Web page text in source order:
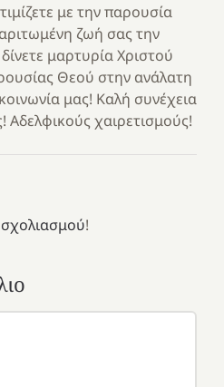
με την παρουσία
ζωή σας την
μαρτυρία Χριστού
Θεού στην ανάλατη
μας! Καλή συνέχεια
Αδελφικούς χαιρετισμούς!
!